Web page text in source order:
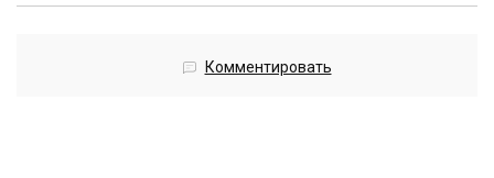
Комментировать